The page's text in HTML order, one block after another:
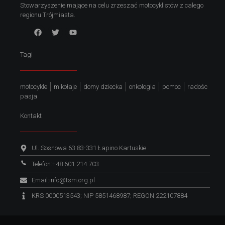
y
n
i
Stowarzyszenie mające na celu zrzeszać motocyklistów z calego
regionu Trójmiasta.
Tagi
motocykle mikołaje domy dziecka onkologia pomoc
radośc
pasja
Kontakt
Ul. Sosnowa 63 83-331 Łapino Kartuskie
Telefon:+48 601 214 703
Email:info@tsm.org.pl
KRS 0000513543; NIP 5851468987; REGON 222107884